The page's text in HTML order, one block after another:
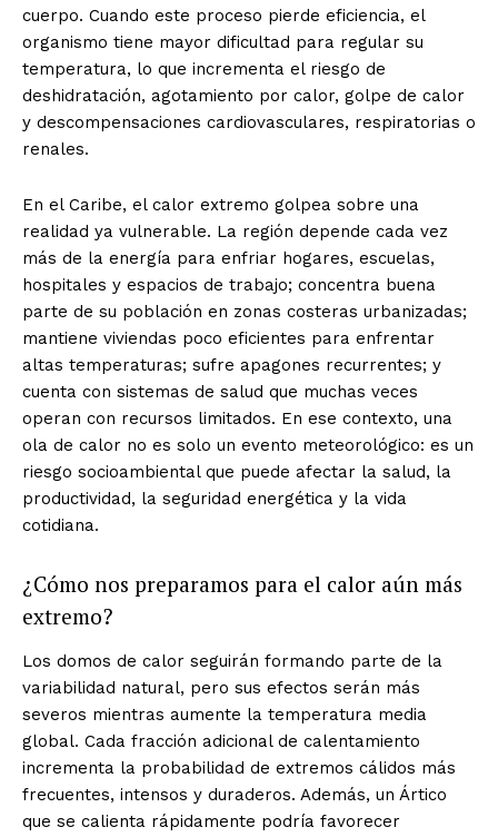
cuerpo. Cuando este proceso pierde eficiencia, el
organismo tiene mayor dificultad para regular su
temperatura, lo que incrementa el riesgo de
deshidratación, agotamiento por calor, golpe de calor
y descompensaciones cardiovasculares, respiratorias o
renales.
En el Caribe, el calor extremo golpea sobre una
realidad ya vulnerable. La región depende cada vez
más de la energía para enfriar hogares, escuelas,
hospitales y espacios de trabajo; concentra buena
parte de su población en zonas costeras urbanizadas;
mantiene viviendas poco eficientes para enfrentar
altas temperaturas; sufre apagones recurrentes; y
cuenta con sistemas de salud que muchas veces
operan con recursos limitados. En ese contexto, una
ola de calor no es solo un evento meteorológico: es un
riesgo socioambiental que puede afectar la salud, la
productividad, la seguridad energética y la vida
cotidiana.
¿Cómo nos preparamos para el calor aún más
extremo?
Los domos de calor seguirán formando parte de la
variabilidad natural, pero sus efectos serán más
severos mientras aumente la temperatura media
global. Cada fracción adicional de calentamiento
incrementa la probabilidad de extremos cálidos más
frecuentes, intensos y duraderos. Además, un Ártico
que se calienta rápidamente podría favorecer